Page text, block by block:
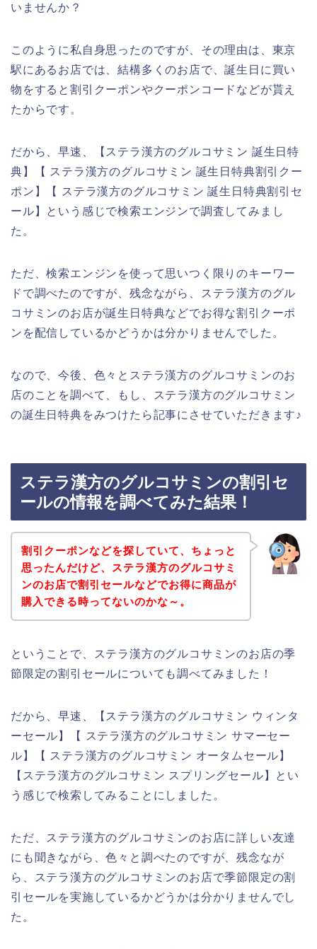
いませんか？
このように私自身思ったのですが、その理由は、東京
駅にあるお店では、結構多くのお店で、誕生日に買い
物をすると割引クーポンやクーポンコードなどが貰え
たからです。
だから、早速、【ステラ漢方のグルコサミン 誕生日特
典】【 ステラ漢方のグルコサミン 誕生日特典割引クー
ポン】【 ステラ漢方のグルコサミン 誕生日特典割引セ
ール】という感じで検索エンジンで調査してみまし
た。
ただ、検索エンジンを使って思いつく限りのキーワー
ドで調べたのですが、残念ながら、ステラ漢方のグル
コサミンのお店が誕生日特典などでお得な割引クーポ
ンを配信しているかどうかは分かりませんでした。
なので、今後、色々とステラ漢方のグルコサミンのお
店のことを調べて、もし、ステラ漢方のグルコサミン
の誕生日特典をみつけたら記事にさせていただきます♪
ステラ漢方のグルコサミンの割引セ
ールの情報を調べてみた結果！
割引クーポンなどを探していて、ちょっと
思ったんだけど、ステラ漢方のグルコサミ
ンのお店で割引セールなどでお得に商品が
購入できる時ってないのかな～。
ということで、ステラ漢方のグルコサミンのお店の季
節限定の割引セールについても調べてみました！
だから、早速、【ステラ漢方のグルコサミン ウィンタ
ーセール】【 ステラ漢方のグルコサミン サマーセー
ル】【 ステラ漢方のグルコサミン オータムセール】
【ステラ漢方のグルコサミン スプリングセール】とい
う感じで検索してみることにしました。
ただ、ステラ漢方のグルコサミンのお店に詳しい友達
にも聞きながら、色々と調べたのですが、残念なが
ら、ステラ漢方のグルコサミンのお店で季節限定の割
引セールを実施しているかどうかは分かりませんでし
た。